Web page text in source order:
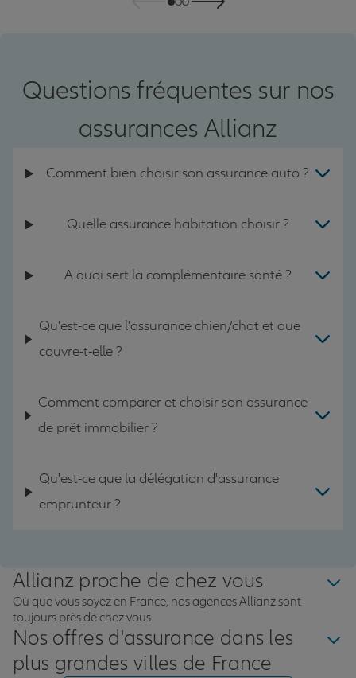
Questions fréquentes sur nos
assurances Allianz
Comment bien choisir son assurance auto ?
Quelle assurance habitation choisir ?
A quoi sert la complémentaire santé ?
Qu'est-ce que l'assurance chien/chat et que
couvre-t-elle ?
Comment comparer et choisir son assurance
de prêt immobilier ?
Qu'est-ce que la délégation d'assurance
emprunteur ?
Allianz proche de chez vous
Où que vous soyez en France, nos agences Allianz sont
toujours près de chez vous.
Nos offres d'assurance dans les
plus grandes villes de France